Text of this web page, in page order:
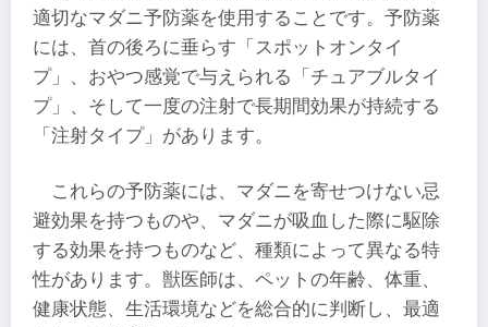
適切なマダニ予防薬を使用することです。予防薬
には、首の後ろに垂らす「スポットオンタイ
プ」、おやつ感覚で与えられる「チュアブルタイ
プ」、そして一度の注射で長期間効果が持続する
「注射タイプ」があります。
これらの予防薬には、マダニを寄せつけない忌
避効果を持つものや、マダニが吸血した際に駆除
する効果を持つものなど、種類によって異なる特
性があります。獣医師は、ペットの年齢、体重、
健康状態、生活環境などを総合的に判断し、最適